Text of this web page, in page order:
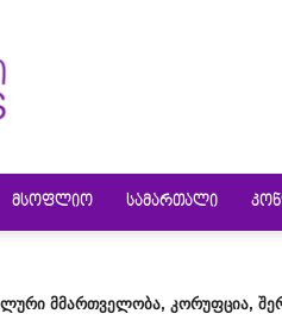
ᲛᲡᲝᲤᲚᲘᲝ ᲡᲐᲛᲐᲠᲗᲐᲚᲘ
მმართველობა, კორუფცია,